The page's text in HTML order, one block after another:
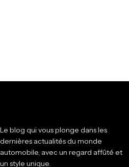
Le blog qui vous plonge dans les
dernières actualités du monde
automobile, avec un regard affûté et
un style unique.